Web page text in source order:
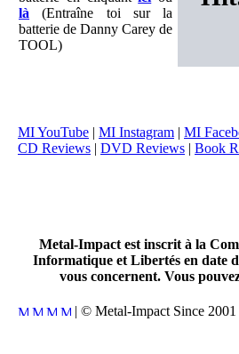
là (Entraîne toi sur la
batterie de Danny Carey de
TOOL)
MI YouTube | MI Instagram | MI
CD Reviews | DVD Reviews | Book
Metal-Impact est inscrit à la
Informatique et Libertés en date
vous concernent. Vous
| © Metal-Impact Since 2001